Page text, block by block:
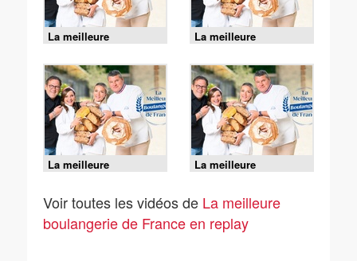
La meilleure
boulangerie de France
- J5 : Semaine finale
La meilleure
boulangerie de France
- J4 : Semaine finale
La meilleure
boulangerie de France
La meilleure
boulangerie de France
Voir toutes les vidéos de La meilleure
boulangerie de France en replay